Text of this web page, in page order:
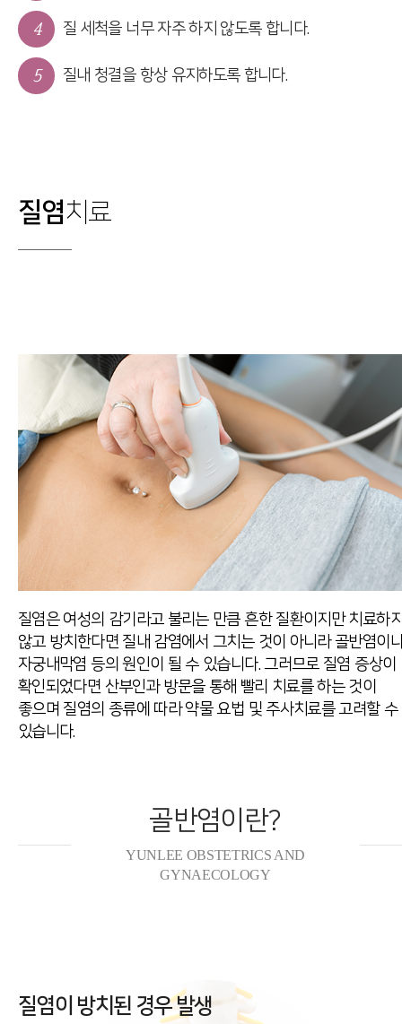
4 질 세척을 너무 자주 하지 않도록 합니다.
5 질내 청결을 항상 유지하도록 합니다.
질염치료
질염은 여성의 감기라고 불리는 만큼 흔한 질환이지만 치료하
않고 방치한다면 질내 감염에서 그치는 것이 아니라 골반염이
자궁내막염 등의 원인이 될 수 있습니다.그러므로 질염 증상이
확인되었다면 산부인과 방문을 통해 빨리 치료를 하는 것이
좋으며 질염의 종류에 따라 약물 요법 및 주사치료를 고려할 수
있습니다.
골반염이란?
YUNLEE OBSTETRICS AND
GYNAECOLOGY
질염이 방치된 경우 발생